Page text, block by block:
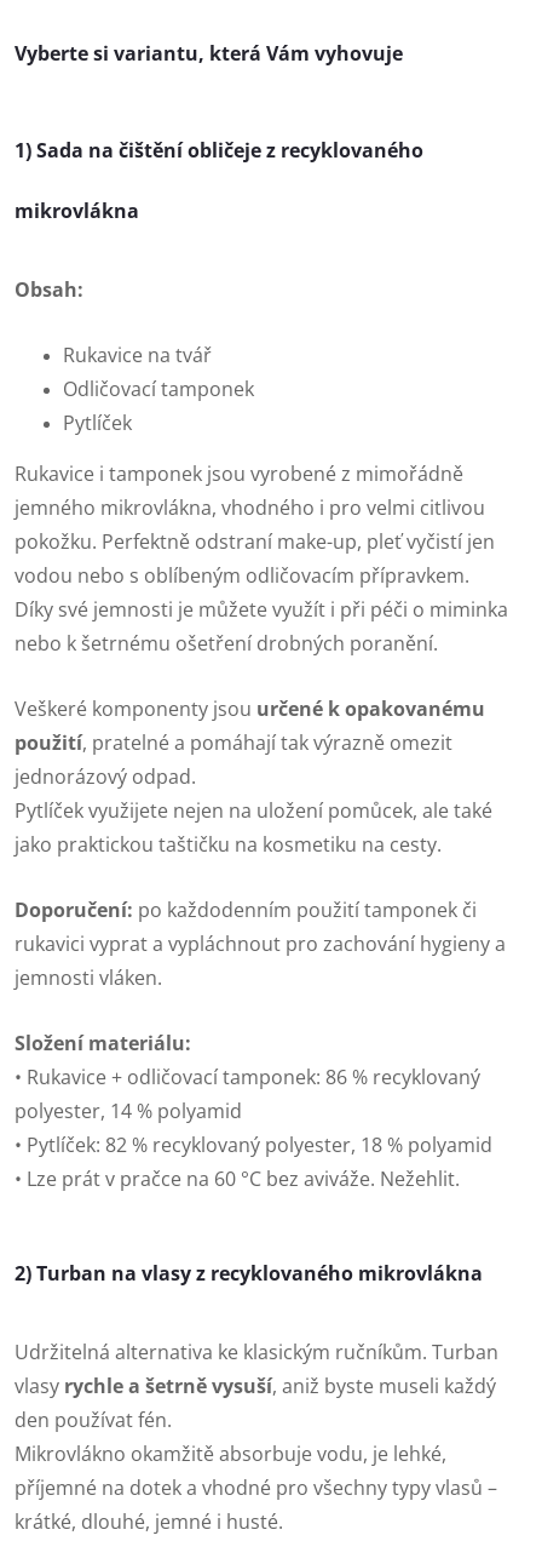
Vyberte si variantu, která Vám vyhovuje
1) Sada na čištění obličeje z recyklovaného
mikrovlákna
Obsah:
Rukavice na tvář
Odličovací tamponek
Pytlíček
Rukavice i tamponek jsou vyrobené z mimořádně
jemného mikrovlákna, vhodného i pro velmi citlivou
pokožku. Perfektně odstraní make-up, pleť vyčistí jen
vodou nebo s oblíbeným odličovacím přípravkem.
Díky své jemnosti je můžete využít i při péči o miminka
nebo k šetrnému ošetření drobných poranění.
Veškeré komponenty jsou určené k opakovanému
použití, pratelné a pomáhají tak výrazně omezit
jednorázový odpad.
Pytlíček využijete nejen na uložení pomůcek, ale také
jako praktickou taštičku na kosmetiku na cesty.
Doporučení: po každodenním použití tamponek či
rukavici vyprat a vypláchnout pro zachování hygieny a
jemnosti vláken.
Složení materiálu:
• Rukavice + odličovací tamponek: 86 % recyklovaný
polyester, 14 % polyamid
• Pytlíček: 82 % recyklovaný polyester, 18 % polyamid
• Lze prát v pračce na 60 °C bez aviváže. Nežehlit.
2) Turban na vlasy z recyklovaného mikrovlákna
Udržitelná alternativa ke klasickým ručníkům. Turban
vlasy rychle a šetrně vysuší, aniž byste museli každý
den používat fén.
Mikrovlákno okamžitě absorbuje vodu, je lehké,
příjemné na dotek a vhodné pro všechny typy vlasů –
krátké, dlouhé, jemné i husté.